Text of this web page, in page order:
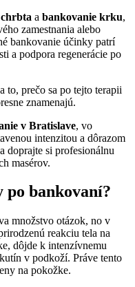
a bankovanie krku,
zamestnania alebo
bankovanie účinky patrí
a podpora regenerácie po
to, prečo sa po tejto terapii
znamenajú.
v Bratislave, vo
intenzitou a dôrazom
a doprajte si profesionálnu
masérov.
bankovaní?
množstvo otázok, no v
reakciu tela na
dôjde k intenzívnemu
v podkoží. Práve tento
na pokožke.